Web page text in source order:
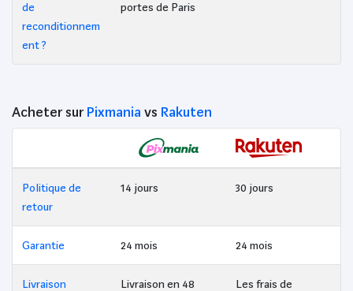
de
reconditionnem
ent ?
portes de Paris
Acheter surPixmania vs Rakuten
Politique de
retour
14 jours 30 jours
Garantie 24 mois 24 mois
Livraison
Livraison en 48
Les frais de